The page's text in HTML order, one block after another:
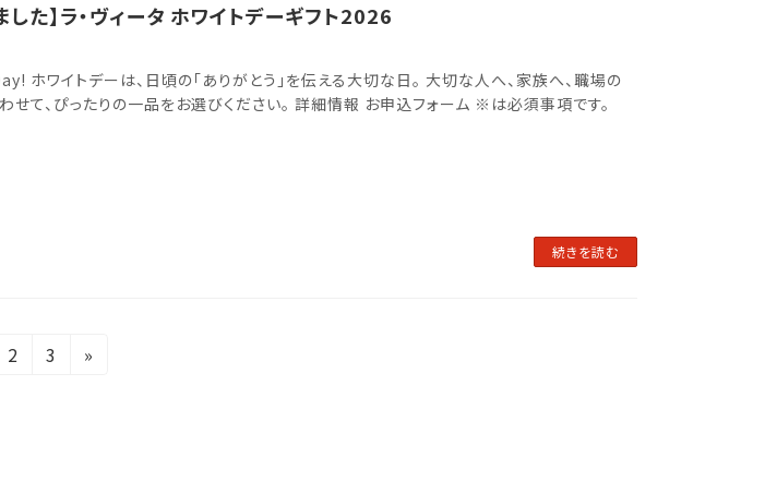
した】ラ・ヴィータ ホワイトデーギフト2026
ホワイトデーは、日頃の「ありがとう」を伝える大切な日。 大切な人へ、家族へ、職場の
せて、ぴったりの一品をお選びください。 詳細情報 お申込フォーム ※は必須事項です。
続きを読む
固
2
固
3 »